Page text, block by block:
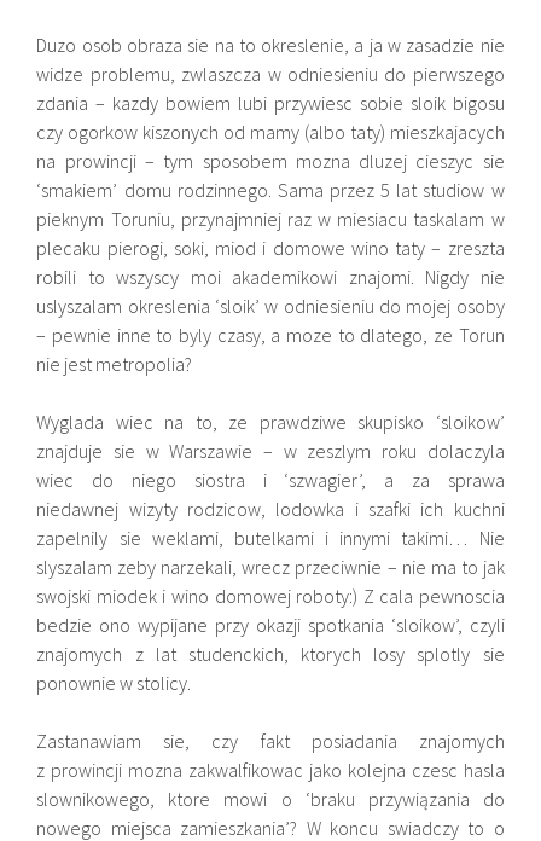
Duzo osob obraza sie na to okreslenie, a ja w zasadzie nie
widze problemu, zwlaszcza w odniesieniu do pierwszego
zdania – kazdy bowiem lubi przywiesc sobie sloik bigosu
czy ogorkow kiszonych od mamy (albo taty) mieszkajacych
na prowincji – tym sposobem mozna dluzej cieszyc sie
‘smakiem’ domu rodzinnego. Sama przez 5 lat studiow w
pieknym Toruniu, przynajmniej raz w miesiacu taskalam w
plecaku pierogi, soki, miod i domowe wino taty – zreszta
robili to wszyscy moi akademikowi znajomi. Nigdy nie
uslyszalam okreslenia ‘sloik’ w odniesieniu do mojej osoby
– pewnie inne to byly czasy, a moze to dlatego, ze Torun
nie jest metropolia?
Wyglada wiec na to, ze prawdziwe skupisko ‘sloikow’
znajduje sie w Warszawie – w zeszlym roku dolaczyla
wiec do niego siostra i ‘szwagier’, a za sprawa
niedawnej wizyty rodzicow, lodowka i szafki ich kuchni
zapelnily sie weklami, butelkami i innymi takimi… Nie
slyszalam zeby narzekali, wrecz przeciwnie – nie ma to jak
swojski miodek i wino domowej roboty:) Z cala pewnoscia
bedzie ono wypijane przy okazji spotkania ‘sloikow’, czyli
znajomych z lat studenckich, ktorych losy splotly sie
ponownie w stolicy.
Zastanawiam sie, czy fakt posiadania znajomych
z prowincji mozna zakwalfikowac jako kolejna czesc hasla
slownikowego, ktore mowi o ‘braku przywiązania do
nowego miejsca zamieszkania’? W koncu swiadczy to o